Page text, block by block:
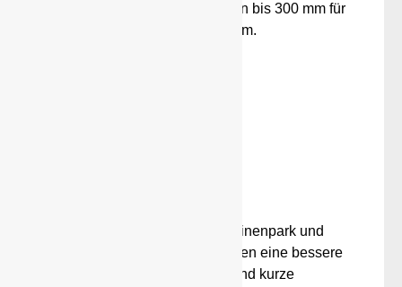
3.500 mm und Materialstärken bis 300 mm für
uns kein Problem.
Ein umfangreicher Maschinenpark und
modernste Technik garantieren eine bessere
Schnittoptimierung und kurze